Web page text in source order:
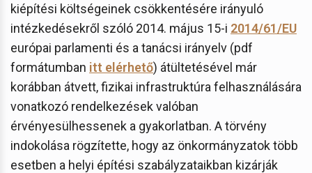
kiépítési költségeinek csökkentésére irányuló
intézkedésekről szóló 2014. május 15-i 2014/61/EU
európai parlamenti és a tanácsi irányelv (pdf
formátumban itt elérhető) átültetésével már
korábban átvett, fizikai infrastruktúra felhasználására
vonatkozó rendelkezések valóban
érvényesülhessenek a gyakorlatban. A törvény
indokolása rögzítette, hogy az önkormányzatok több
esetben a helyi építési szabályzataikban kizárják